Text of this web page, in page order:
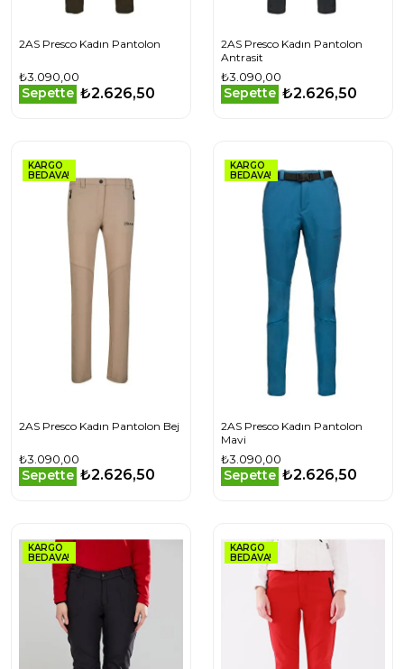
2AS Presco Kadın Pantolon
₺3.090,00
Sepette ₺2.626,50
2AS Presco Kadın Pantolon
Antrasit
₺3.090,00
Sepette ₺2.626,50
KARGO
BEDAVA!
2AS Presco Kadın Pantolon Bej
₺3.090,00
Sepette ₺2.626,50
KARGO
BEDAVA!
2AS Presco Kadın Pantolon
Mavi
₺3.090,00
Sepette ₺2.626,50
KARGO
BEDAVA!
KARGO
BEDAVA!